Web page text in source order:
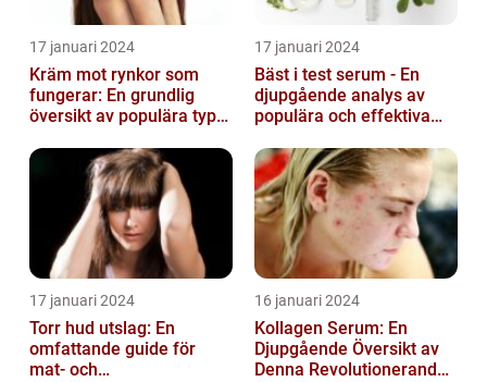
17 januari 2024
Kräm mot rynkor som
fungerar: En grundlig
översikt av populära typer
17 januari 2024
Bäst i test serum - En
djupgående analys av
populära och effektiva
17 januari 2024
Torr hud utslag: En
omfattande guide för
mat- och
16 januari 2024
Kollagen Serum: En
Djupgående Översikt av
Denna Revolutionerande